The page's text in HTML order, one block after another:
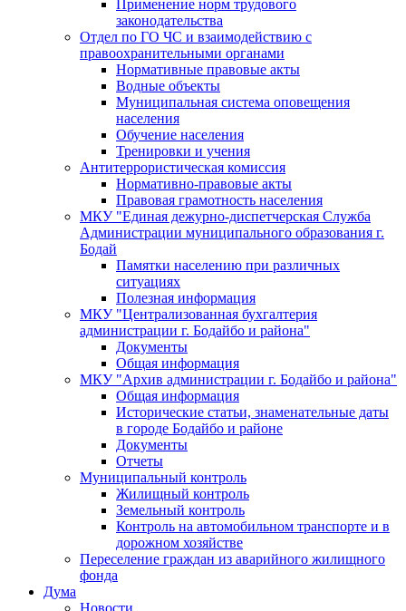
Применение норм трудового
законодательства
Отдел по ГО ЧС и взаимодействию с
правоохранительными органами
Нормативные правовые акты
Водные объекты
Муниципальная система оповещения
населения
Обучение населения
Тренировки и учения
Антитеррористическая комиссия
Нормативно-правовые акты
Правовая грамотность населения
МКУ "Единая дежурно-диспетчерская Служба
Администрации муниципального образования г.
Бодай
Памятки населению при различных
ситуациях
Полезная информация
МКУ "Централизованная бухгалтерия
администрации г. Бодайбо и района"
Документы
Общая информация
МКУ "Архив администрации г. Бодайбо и района"
Общая информация
Исторические статьи, знаменательные даты
в городе Бодайбо и районе
Документы
Отчеты
Муниципальный контроль
Жилищный контроль
Земельный контроль
Контроль на автомобильном транспорте и в
дорожном хозяйстве
Переселение граждан из аварийного жилищного
фонда
Дума
Новости